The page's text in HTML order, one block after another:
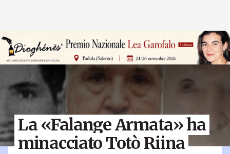
La «Falange Armata» ha
minacciato Totò Riina